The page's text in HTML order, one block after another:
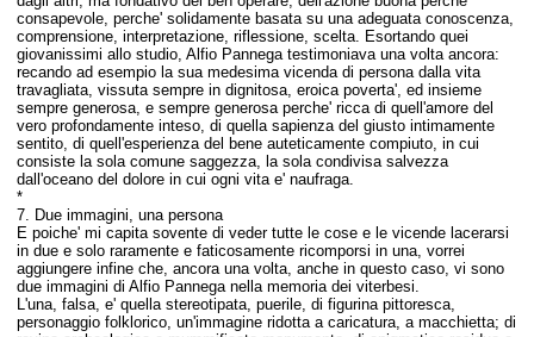
consapevole, perche' solidamente basata su una adeguata conoscenza,
comprensione, interpretazione, riflessione, scelta. Esortando quei
giovanissimi allo studio, Alfio Pannega testimoniava una volta ancora:
recando ad esempio la sua medesima vicenda di persona dalla vita
travagliata, vissuta sempre in dignitosa, eroica poverta', ed insieme
sempre generosa, e sempre generosa perche' ricca di quell'amore del
vero profondamente inteso, di quella sapienza del giusto intimamente
sentito, di quell'esperienza del bene auteticamente compiuto, in cui
consiste la sola comune saggezza, la sola condivisa salvezza
dall'oceano del dolore in cui ogni vita e' naufraga.
*
7. Due immagini, una persona
E poiche' mi capita sovente di veder tutte le cose e le vicende lacerarsi
in due e solo raramente e faticosamente ricomporsi in una, vorrei
aggiungere infine che, ancora una volta, anche in questo caso, vi sono
due immagini di Alfio Pannega nella memoria dei viterbesi.
L'una, falsa, e' quella stereotipata, puerile, di figurina pittoresca,
personaggio folklorico, un'immagine ridotta a caricatura, a macchietta; di